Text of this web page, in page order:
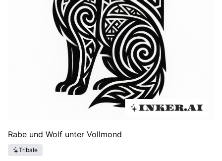
Rabe und Wolf unter Vollmond
Tribale